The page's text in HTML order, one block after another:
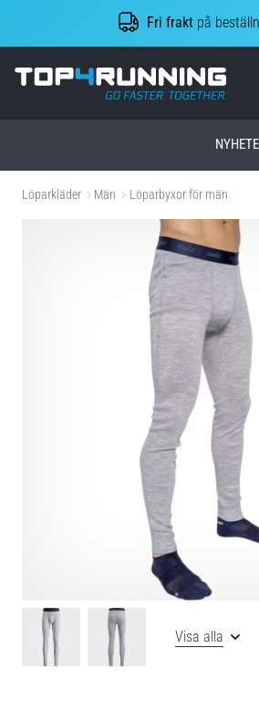
Fri frakt på
Löparkläder Män Löparbyxor för män
Visa alla